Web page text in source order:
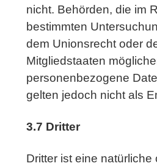
nicht. Behörden, die im
bestimmten
dem Unionsrecht oder
Mitgliedstaaten
personenbezogene
gelten jedoch nicht als
3.7 Dritter
Dritter ist eine natürliche